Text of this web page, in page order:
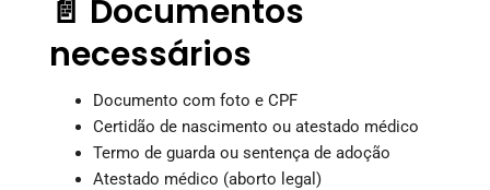
📄 Documentos
necessários
Documento com foto e CPF
Certidão de nascimento ou atestado médico
Termo de guarda ou sentença de adoção
Atestado médico (aborto legal)